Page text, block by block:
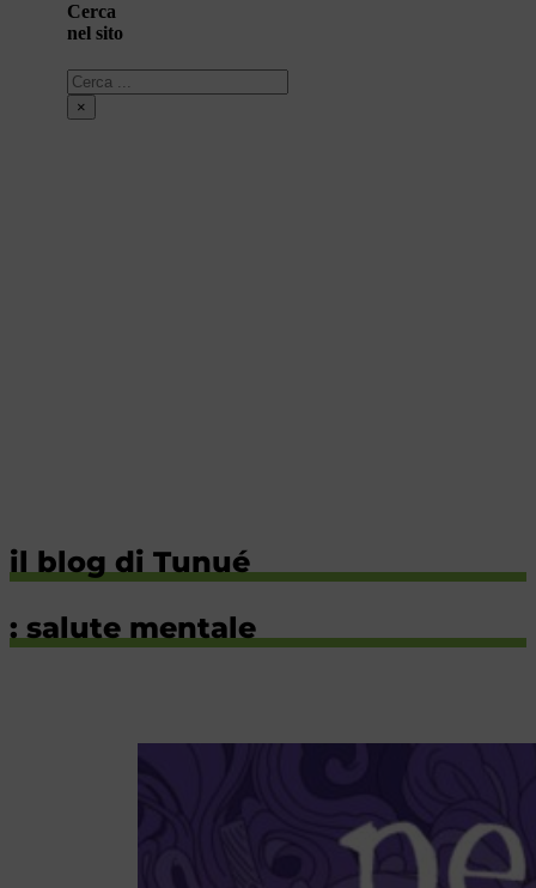
Cerca
nel sito
Cerca
×
il blog di Tunué
: salute mentale